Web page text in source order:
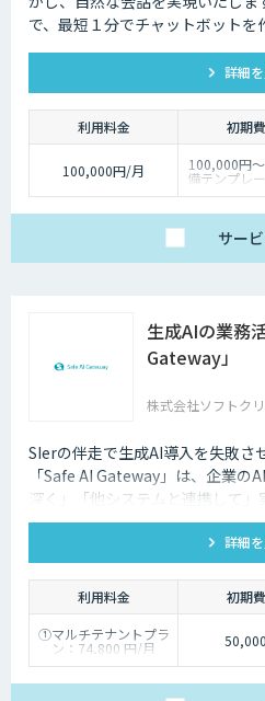
で、最短１分でチャットボットを
詳細
利用料金 初期
100,000円/月 100,000円
備テンプレ
の場
サー
生成AIの業務
Gateway」
株式会社ソフトク
SIerの伴走で生成AI導入を失敗さ
「Safe AI Gateway」は、企業の
深く」「他システムと連携して」
kintone・Salesforce連携にも対
詳細
利用料金 初期
①マルチテナントプラ
ン：74,800 円/月
②スタータープラン：